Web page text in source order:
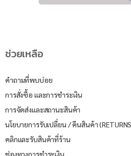
ช่วยเหลือ
คำถามที่พบบ่อย
การสั่งซื้อ และการชำระเงิน
การจัดส่งและสถานะสินค้า
นโยบายการรับเปลี่ยน / คืนสินค้า (RETURNS
คลิกและรับสินค้าที่ร้าน
ช่องทางการชำระเงิน